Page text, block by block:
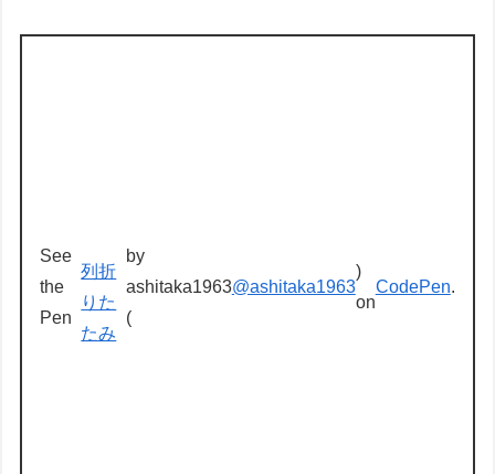
See
the
Pen
列折
りた
たみ
by
ashitaka1963
(
@ashitaka1963
)
on
CodePen.